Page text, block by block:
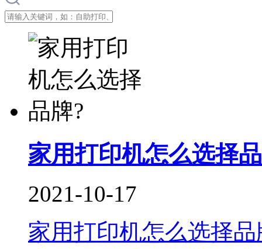
家用打印机怎么选择
2021-10-17
家用打印机怎么选择